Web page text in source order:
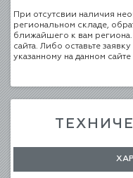
При отсутсвии наличия
региональном складе,
ближайшего к вам
сайта. Либо оставьте
указанному на данном